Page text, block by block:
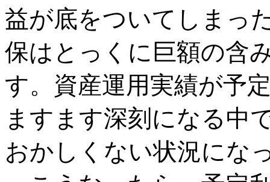
益が底をついてしまっ
保はとっくに巨額の含
す。資産運用実績が予
ますます深刻になる中
おかしくない状況にな